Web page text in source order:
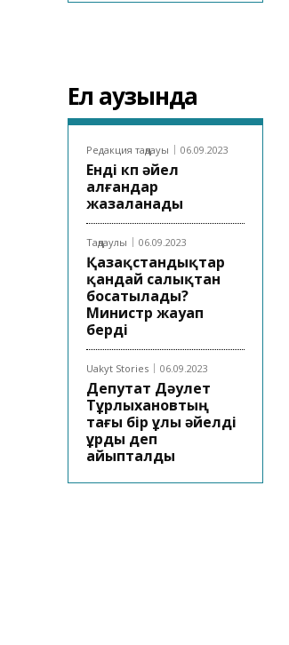
Ел аузында
Редакция таңдауы 06.09.2023
Енді көп әйел
алғандар
жазаланады
Таңдаулы 06.09.2023
Қазақстандықтар
қандай салықтан
босатылады?
Министр жауап
берді
Uakyt Stories 06.09.2023
Депутат Дәулет
Тұрлыхановтың
тағы бір ұлы әйелді
ұрды деп
айыпталды